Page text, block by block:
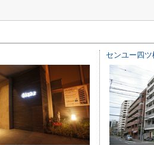
センユー四ツ